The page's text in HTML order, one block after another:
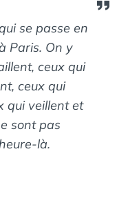
se passe en
Paris. On y
ceux qui
ceux qui
qui veillent et
sont pas
là.